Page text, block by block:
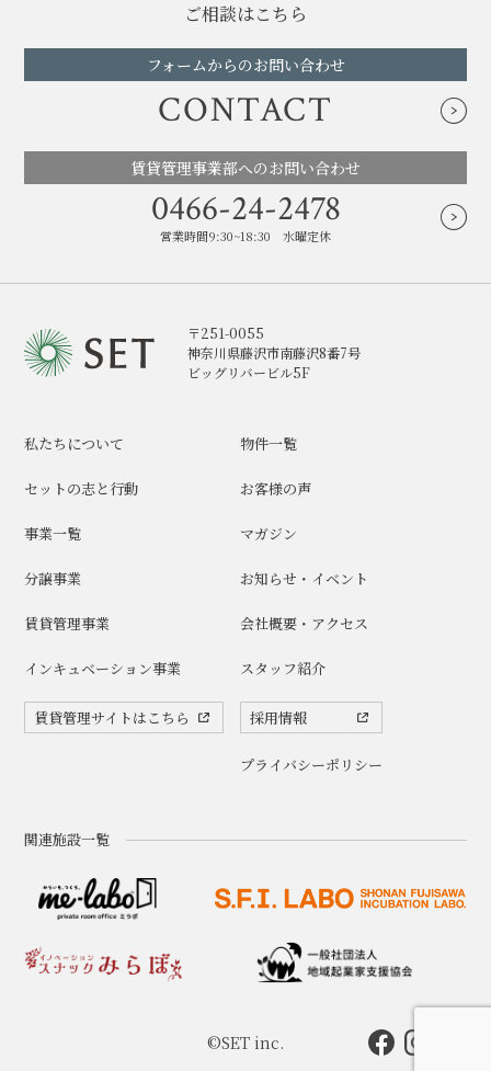
ご相談はこちら
フォームからのお問い合わせ
CONTACT
賃貸管理事業部へのお問い合わせ
0466-24-2478
営業時間9:30~18:30 水曜定休
〒251-0055
神奈川県藤沢市南藤沢8番7号
ビッグリバービル5F
私たちについて
セットの志と行動
事業一覧
分譲事業
賃貸管理事業
インキュベーション事業
賃貸管理サイトはこちら
物件一覧
お客様の声
マガジン
お知らせ・イベント
会社概要・アクセス
スタッフ紹介
採用情報
プライバシーポリシー
関連施設一覧
©SET inc.